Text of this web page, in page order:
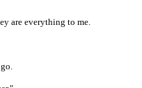
are everything to me.